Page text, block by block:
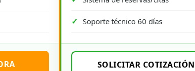
Soporte técnico 60 días
SOLICITAR COTIZACIÓN